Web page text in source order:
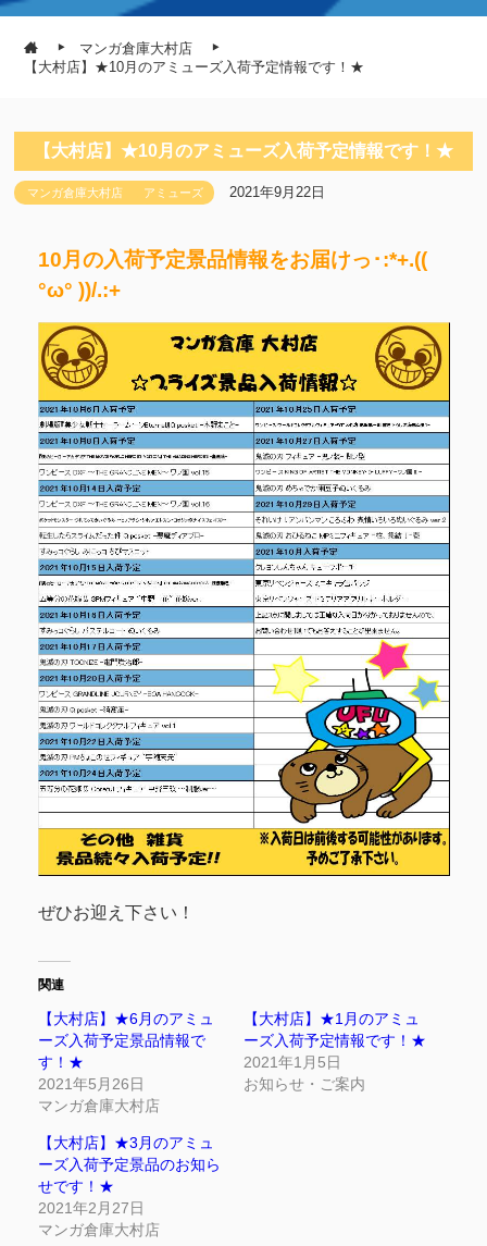
マンガ倉庫大村店
【大村店】★10月のアミューズ入荷予定情報です！★
【大村店】★10月のアミューズ入荷予定情報です！★
マンガ倉庫大村店 アミューズ 2021年9月22日
10月の入荷予定景品情報をお届けっ･:*+.((
°ω° ))/.:+
ぜひお迎え下さい！
関連
【大村店】★6月のアミュ
ーズ入荷予定景品情報で
す！★
2021年5月26日
マンガ倉庫大村店
【大村店】★1月のアミュ
ーズ入荷予定情報です！★
2021年1月5日
お知らせ・ご案内
【大村店】★3月のアミュ
ーズ入荷予定景品のお知ら
せです！★
2021年2月27日
マンガ倉庫大村店